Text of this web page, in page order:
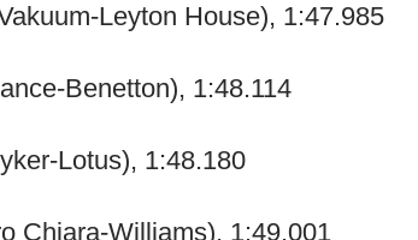
Leyton House), 1:47.985
Benetton), 1:48.114
Lotus), 1:48.180
Chiara-Williams), 1:49.001